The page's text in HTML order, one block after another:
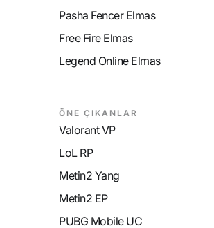
Pasha Fencer Elmas
Free Fire Elmas
Legend Online Elmas
ÖNE ÇIKANLAR
Valorant VP
LoL RP
Metin2 Yang
Metin2 EP
PUBG Mobile UC